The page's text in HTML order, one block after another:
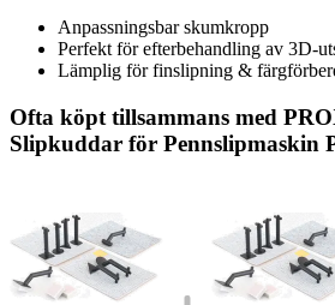
Anpassningsbar skumkropp
Perfekt för efterbehandling av 3D-
Lämplig för finslipning &
Ofta köpt tillsammans med
Slipkuddar för Pennslipmaskin